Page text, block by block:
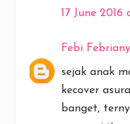
17 June 2016
Febi Febriany
sejak anak
kecover
banget,